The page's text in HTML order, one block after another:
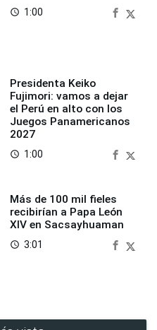
access_time 1:00
Presidenta Keiko
Fujimori: vamos a dejar
el Perú en alto con los
Juegos Panamericanos
2027
access_time 1:00
Más de 100 mil fieles
recibirían a Papa León
XIV en Sacsayhuaman
access_time 3:01